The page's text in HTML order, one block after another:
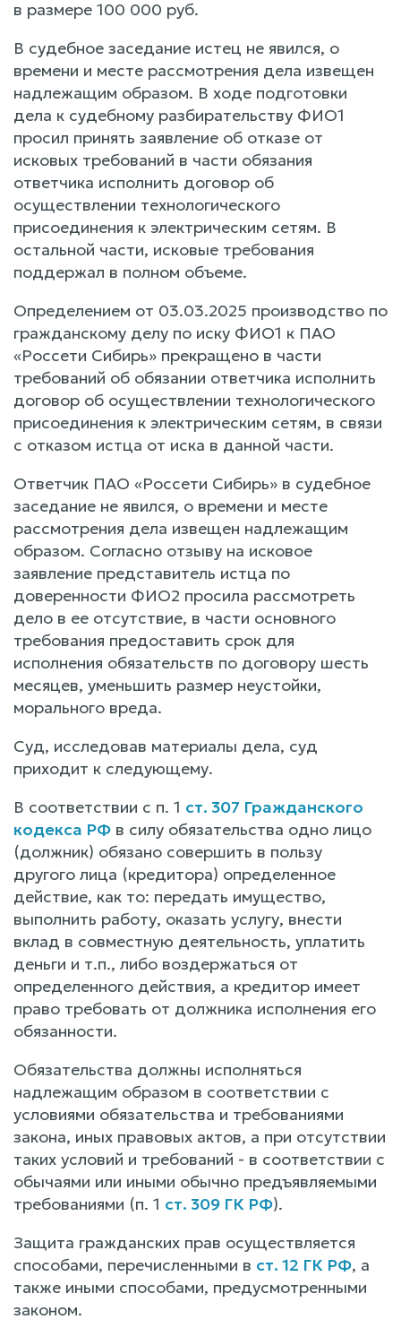
в размере 100 000 руб.
В судебное заседание истец не явился, о
времени и месте рассмотрения дела извещен
надлежащим образом. В ходе подготовки
дела к судебному разбирательству ФИО1
просил принять заявление об отказе от
исковых требований в части обязания
ответчика исполнить договор об
осуществлении технологического
присоединения к электрическим сетям. В
остальной части, исковые требования
поддержал в полном объеме.
Определением от 03.03.2025 производство по
гражданскому делу по иску ФИО1 к ПАО
«Россети Сибирь» прекращено в части
требований об обязании ответчика исполнить
договор об осуществлении технологического
присоединения к электрическим сетям, в связи
с отказом истца от иска в данной части.
Ответчик ПАО «Россети Сибирь» в судебное
заседание не явился, о времени и месте
рассмотрения дела извещен надлежащим
образом. Согласно отзыву на исковое
заявление представитель истца по
доверенности ФИО2 просила рассмотреть
дело в ее отсутствие, в части основного
требования предоставить срок для
исполнения обязательств по договору шесть
месяцев, уменьшить размер неустойки,
морального вреда.
Суд, исследовав материалы дела, суд
приходит к следующему.
В соответствии с п. 1 ст. 307 Гражданского
кодекса РФ в силу обязательства одно лицо
(должник) обязано совершить в пользу
другого лица (кредитора) определенное
действие, как то: передать имущество,
выполнить работу, оказать услугу, внести
вклад в совместную деятельность, уплатить
деньги и т.п., либо воздержаться от
определенного действия, а кредитор имеет
право требовать от должника исполнения его
обязанности.
Обязательства должны исполняться
надлежащим образом в соответствии с
условиями обязательства и требованиями
закона, иных правовых актов, а при отсутствии
таких условий и требований - в соответствии с
обычаями или иными обычно предъявляемыми
требованиями (п. 1 ст. 309 ГК РФ).
Защита гражданских прав осуществляется
способами, перечисленными в ст. 12 ГК РФ, а
также иными способами, предусмотренными
законом.